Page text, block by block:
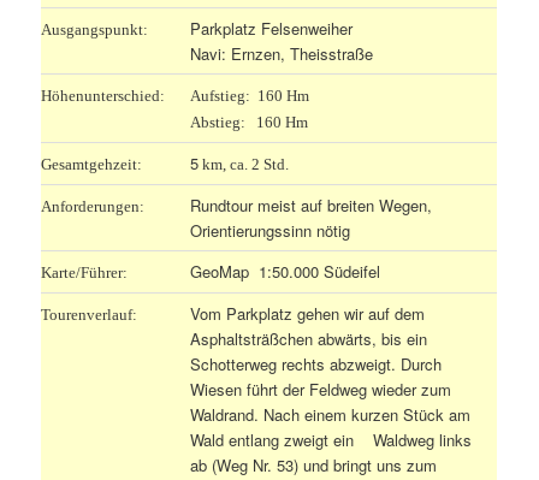
Ausgangspunkt:
Parkplatz Felsenweiher
Navi: Ernzen, Theisstraße
Höhenunterschied:
Aufstieg: 160 Hm
Abstieg: 160 Hm
Gesamtgehzeit: 5 km, ca. 2 Std.
Anforderungen:
Rundtour meist auf breiten Wegen,
Orientierungssinn nötig
Karte/Führer: GeoMap 1:50.000 Südeifel
Tourenverlauf:
Vom Parkplatz gehen wir auf dem
Asphaltsträßchen abwärts, bis ein
Schotterweg rechts abzweigt. Durch
Wiesen führt der Feldweg wieder zum
Waldrand. Nach einem kurzen Stück am
Wald entlang zweigt ein Waldweg links
ab (Weg Nr. 53) und bringt uns zum